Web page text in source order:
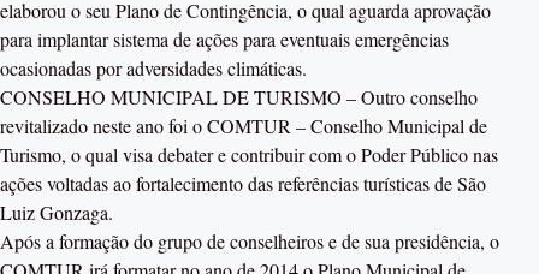
elaborou o seu Plano de Contingência, o qual aguarda aprovação
para implantar sistema de ações para eventuais emergências
ocasionadas por adversidades climáticas.
CONSELHO MUNICIPAL DE TURISMO – Outro conselho
revitalizado neste ano foi o COMTUR – Conselho Municipal de
Turismo, o qual visa debater e contribuir com o Poder Público nas
ações voltadas ao fortalecimento das referências turísticas de São
Luiz Gonzaga.
Após a formação do grupo de conselheiros e de sua presidência, o